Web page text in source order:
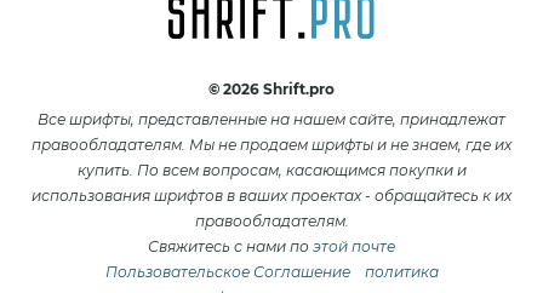
© 2026 Shrift.pro
Все шрифты, представленные на нашем сайте, принадлежат
правообладателям. Мы не продаем шрифты и не знаем, где их
купить. По всем вопросам, касающимся покупки и
использования шрифтов в ваших проектах - обращайтесь к их
правообладателям.
Свяжитесь с нами по этой почте
Пользовательское Соглашение
политика